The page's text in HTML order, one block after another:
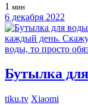
1 мин
6 декабря 2022
Бутылка
tiku.tv Xiaomi